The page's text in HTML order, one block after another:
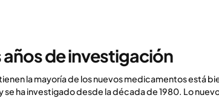
de investigación
la mayoría de los nuevos medicamentos está
ha investigado desde la década de 1980. Lo